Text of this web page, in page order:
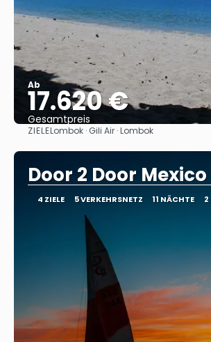
Ab
17.620 €
Gesamtpreis
Sehen
ZIELELombok · Gili Air · Lombok
Door 2 Door Mexico
4 ZIELE 5 VERKEHRSNETZ 11 NÄCHTE 2